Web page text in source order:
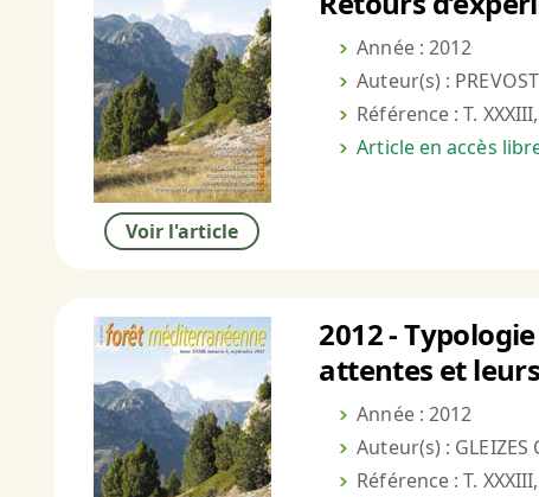
Voir l'article
Année : 2012
Auteur(s) : PREVOST
Référence : T.
Article en accès
2012 -
attentes et
Année : 2012
Auteur(s) : GLEIZES
Référence : T.